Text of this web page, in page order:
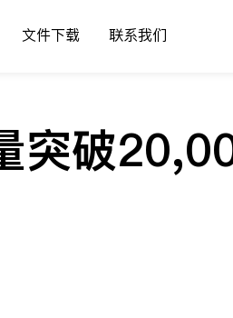
文件下载 联系我们
突破